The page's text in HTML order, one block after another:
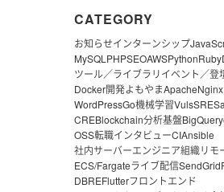
CATEGORY
お知らせインターンシップ
MySQL PHPSEOAWSPythonRuby
ツール／ライブラリイベント／登
Docker開発よもやまApacheNginx
WordPressGo機械学習VulsSRE
CREBlockchain分析基盤BigQuery
OSS転職インタビューCIAnsible
社内サーバーエンジニア組織リモ
ECS/Fargateライブ配信SendGrid
DBREFlutterフロントエンド